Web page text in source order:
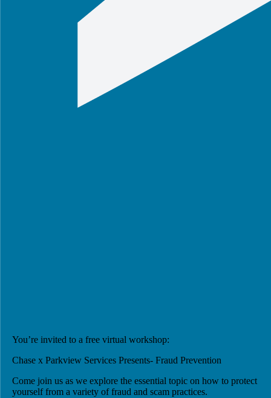
You’re invited to a free virtual workshop:
Chase x Parkview Services Presents- Fraud Prevention
Come join us as we explore the essential topic on how to protect
yourself from a variety of fraud and scam practices.